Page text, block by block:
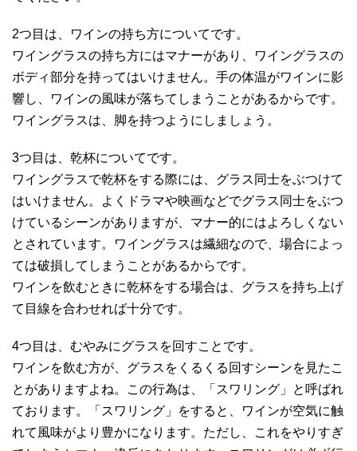
2つ目は、ワインの持ち方についてです。
ワイングラスの持ち方にはマナーがあり、ワイングラスの
ボディ部分を持ってはいけません。手の体温がワインに影
響し、ワインの風味が落ちてしまうことがあるからです。
ワイングラスは、脚を持つようにしましょう。
3つ目は、乾杯についてです。
ワイングラスで乾杯をする際には、グラス同士をぶつけて
はいけません。よくドラマや映画などでグラス同士をぶつ
けているシーンがありますが、マナー的にはよろしくない
とされています。ワイングラスは繊細なので、場合によっ
ては破損してしまうことがあるからです。
ワインを飲むときに乾杯をする場合は、グラスを持ち上げ
て目線を合わせれば十分です。
4つ目は、むやみにグラスを回すことです。
ワインを飲む方が、グラスをくるくる回すシーンを見たこ
とがありますよね。この行為は、「スワリング」と呼ばれ
ております。「スワリング」をすると、ワインが空気に触
れて風味がより豊かになります。ただし、これをやりすぎ